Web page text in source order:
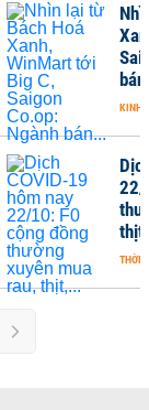
KINH
22/
THỜI